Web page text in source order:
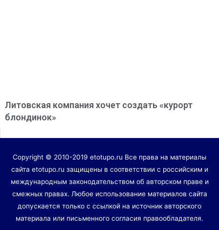
Литовская компания хочет создать «курорт
блондинок»
Copyright © 2010-2019 etotupo.ru Все права на материалы
сайта etotupo.ru защищены в соответствии с российским и
международным законодательством об авторском праве и
смежных правах. Любое использование материалов сайта
допускается только с ссылкой на источник авторского
материала или письменного согласия правообладателя.